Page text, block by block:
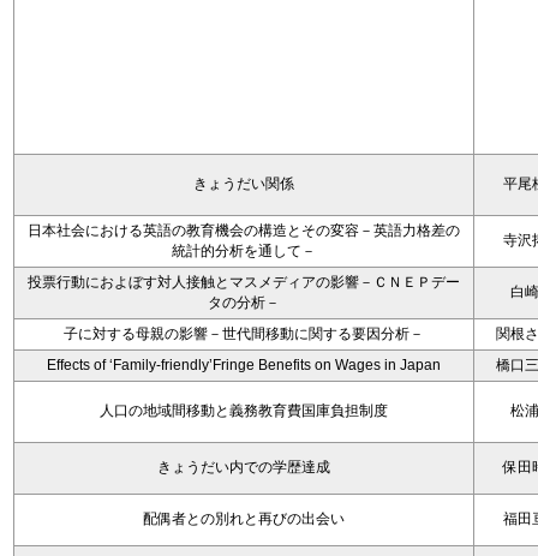
きょうだい関係 平尾
日本社会における英語の教育機会の構造とその変容－英語力格差の
統計的分析を通して－
寺沢
投票行動におよぼす対人接触とマスメディアの影響－ＣＮＥＰデー
タの分析－
白
子に対する母親の影響－世代間移動に関する要因分析－
関根
Effects of ‘Family-friendly’Fringe Benefits on Wages in Japan
橋口
人口の地域間移動と義務教育費国庫負担制度 松
きょうだい内での学歴達成 保田
配偶者との別れと再びの出会い 福田